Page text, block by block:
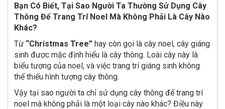
Bạn Có Biết, Tại Sao Người Ta Thường Sử Dụng Cây
Thông Để Trang Trí Noel Mà Không Phải Là Cây Nào
Khác?
Từ “Christmas Tree” hay còn gọi là cây noel, cây giáng
sinh được mặc định hiểu là cây thông. Loài cây này là
biểu tượng của noel, và việc trang trí giáng sinh không
thể thiếu hình tượng cây thông.
Vậy tại sao người ta chỉ sử dụng cây thông để trang trí
noel mà không phải là một loại cây nào khác? Điều này